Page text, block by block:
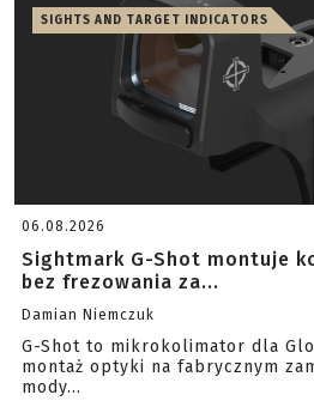
SIGHTS AND TARGET INDICATORS
06.08.2026
Sightmark G-Shot montuje
bez frezowania za...
Damian Niemczuk
G-Shot to mikrokolimator dla
montaż optyki na fabrycznym
mody...